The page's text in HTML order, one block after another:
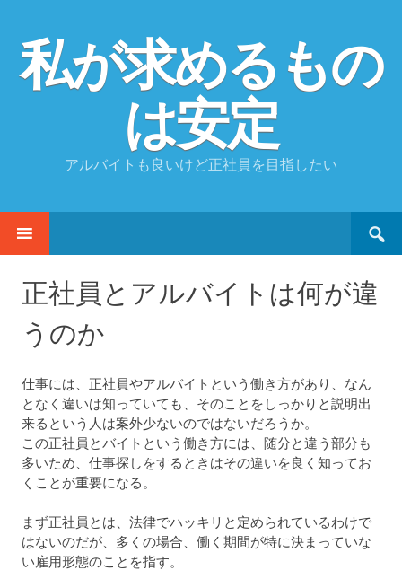
私が求めるもの
は安定
アルバイトも良いけど正社員を目指したい
SKIP
正社員とアルバイトは何が違
うのか
仕事には、正社員やアルバイトという働き方があり、なん
となく違いは知っていても、そのことをしっかりと説明出
来るという人は案外少ないのではないだろうか。
この正社員とバイトという働き方には、随分と違う部分も
多いため、仕事探しをするときはその違いを良く知ってお
くことが重要になる。
まず正社員とは、法律でハッキリと定められているわけで
はないのだが、多くの場合、働く期間が特に決まっていな
い雇用形態のことを指す。